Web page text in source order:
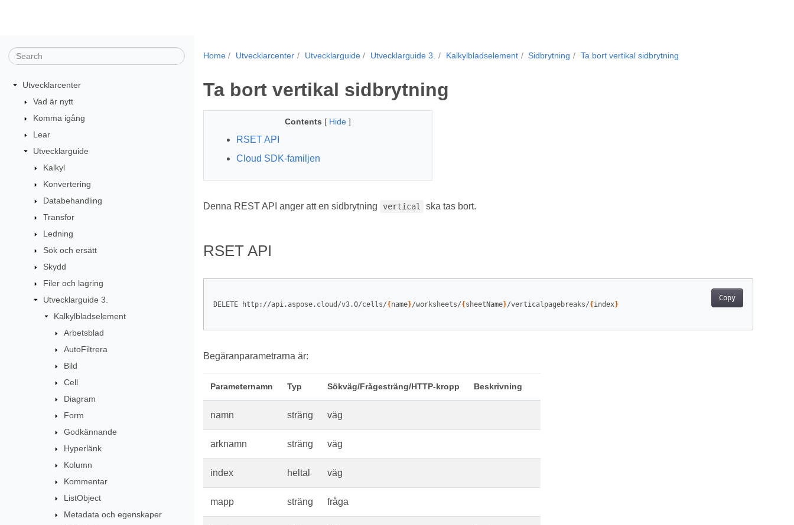
Utvecklarcenter
Vad är nytt
Komma igång
Lear
Utvecklarguide
Kalkyl
Konvertering
Databehandling
Transfor
Ledning
Sök och ersätt
Skydd
Filer och lagring
Utvecklarguide 3.
Kalkylbladselement
Arbetsblad
AutoFiltrera
Bild
Cell
Diagram
Form
Godkännande
Hyperlänk
Kolumn
Kommentar
ListObject
Metadata och egenskaper
Home Utvecklarcenter Utvecklarguide Utvecklarguide 3. Kalkylbladselement Sidbrytning Ta bort vertikal sidbrytning
Ta bort vertikal sidbrytning
Contents [ Hide ]
RSET API
Cloud SDK-familjen
Denna REST API anger att en sidbrytning vertical ska tas bort.
RSET API
Copy
DELETE http://api.aspose.cloud/v3.0/cells/{ name}/worksheets/{ sheetName}/verticalpagebreaks/{ index}
Begäranparametrarna är:
Parameternamn Typ Sökväg/Frågesträng/HTTP-kropp Beskrivning
namn sträng väg
arknamn sträng väg
index heltal väg
mapp sträng fråga